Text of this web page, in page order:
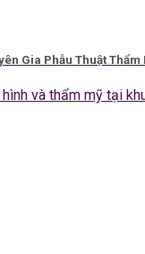
Gia Phẫu Thuật
và thẩm mỹ tại